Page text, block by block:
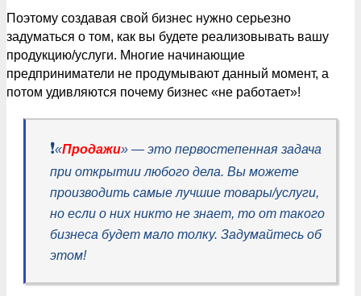
Поэтому создавая свой бизнес нужно серьезно
задуматься о том, как вы будете реализовывать вашу
продукцию/услуги. Многие начинающие
предприниматели не продумывают данный момент, а
потом удивляются почему бизнес «не работает»!
❗️«Продажи» — это первостепенная задача
при открытии любого дела. Вы можете
производить самые лучшие товары/услуги,
но если о них никто не знает, то от такого
бизнеса будет мало толку. Задумайтесь об
этом!